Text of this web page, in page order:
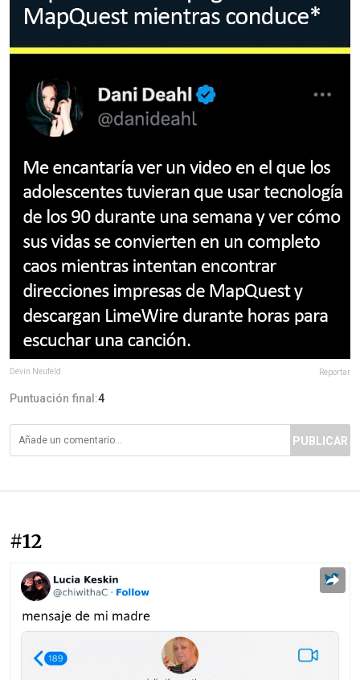
Devin Neufeld Reportar
Puntuación final:4
PUBLICAR
#12